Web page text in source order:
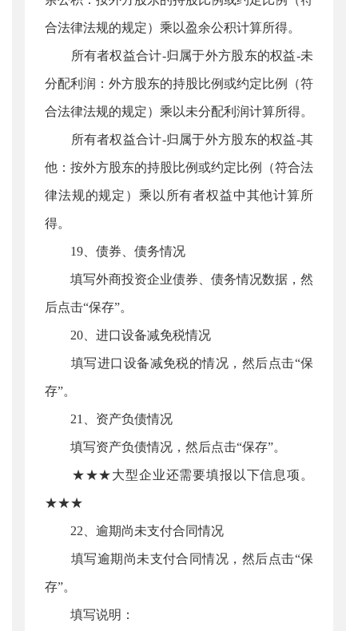
合法律法规的规定）乘以盈余公积计算所得。
所有者权益合计-归属于外方股东的权益-未
分配利润：外方股东的持股比例或约定比例（符
合法律法规的规定）乘以未分配利润计算所得。
所有者权益合计-归属于外方股东的权益-其
他：按外方股东的持股比例或约定比例（符合法
律法规的规定）乘以所有者权益中其他计算所
得。
19、债券、债务情况
填写外商投资企业债券、债务情况数据，然
后点击“保存”。
20、进口设备减免税情况
填写进口设备减免税的情况，然后点击“保
存”。
21、资产负债情况
填写资产负债情况，然后点击“保存”。
★★★大型企业还需要填报以下信息项。
★★★
22、逾期尚未支付合同情况
填写逾期尚未支付合同情况，然后点击“保
存”。
填写说明：